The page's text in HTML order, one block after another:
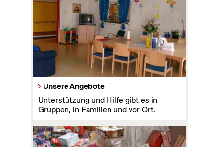
Unsere Angebote
Unterstützung und Hilfe gibt es in
Gruppen, in Familien und vor Ort.